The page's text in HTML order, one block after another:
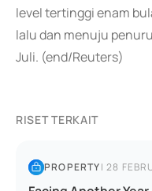
level tertinggi enam
lalu dan menuju
Juli. (end/Reuters)
RISET TERKAIT
PROPERTY|28